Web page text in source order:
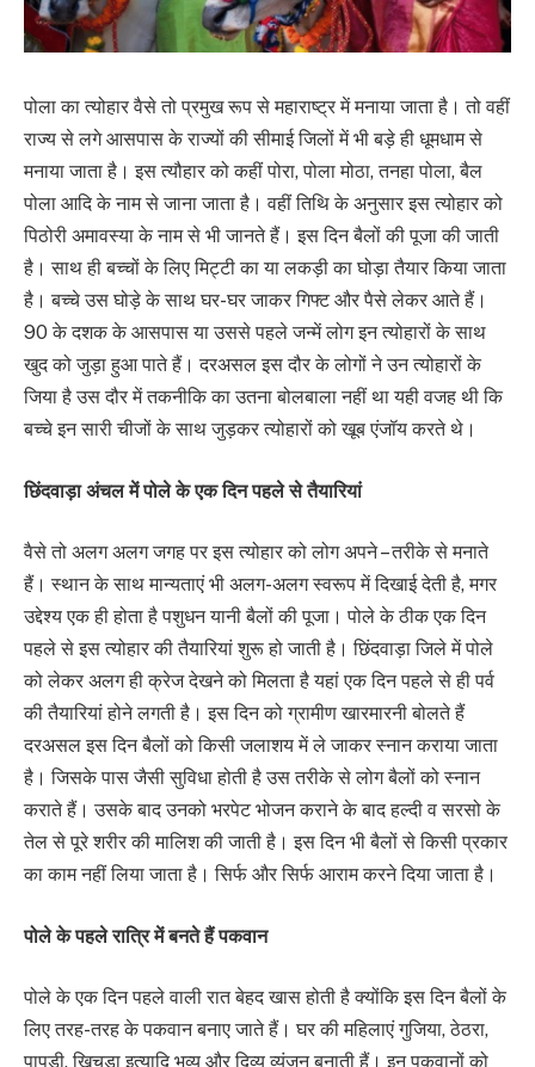
पोला का त्योहार वैसे तो प्रमुख रूप से महाराष्ट्र में मनाया जाता है। तो वहीं
राज्य से लगे आसपास के राज्यों की सीमाई जिलों में भी बड़े ही धूमधाम से
मनाया जाता है। इस त्यौहार को कहीं पोरा, पोला मोठा, तनहा पोला, बैल
पोला आदि के नाम से जाना जाता है। वहीं तिथि के अनुसार इस त्योहार को
पिठोरी अमावस्या के नाम से भी जानते हैं। इस दिन बैलों की पूजा की जाती
है। साथ ही बच्चों के लिए मिट्टी का या लकड़ी का घोड़ा तैयार किया जाता
है। बच्चे उस घोड़े के साथ घर-घर जाकर गिफ्ट और पैसे लेकर आते हैं।
90 के दशक के आसपास या उससे पहले जन्में लोग इन त्योहारों के साथ
खुद को जुड़ा हुआ पाते हैं। दरअसल इस दौर के लोगों ने उन त्योहारों के
जिया है उस दौर में तकनीकि का उतना बोलबाला नहीं था यही वजह थी कि
बच्चे इन सारी चीजों के साथ जुड़कर त्योहारों को खूब एंजॉय करते थे।
छिंदवाड़ा अंचल में पोले के एक दिन पहले से तैयारियां
वैसे तो अलग अलग जगह पर इस त्योहार को लोग अपने – तरीके से मनाते
हैं। स्थान के साथ मान्यताएं भी अलग-अलग स्वरूप में दिखाई देती है, मगर
उद्देश्य एक ही होता है पशुधन यानी बैलों की पूजा। पोले के ठीक एक दिन
पहले से इस त्योहार की तैयारियां शुरू हो जाती है। छिंदवाड़ा जिले में पोले
को लेकर अलग ही क्रेज देखने को मिलता है यहां एक दिन पहले से ही पर्व
की तैयारियां होने लगती है। इस दिन को ग्रामीण खारमारनी बोलते हैं
दरअसल इस दिन बैलों को किसी जलाशय में ले जाकर स्नान कराया जाता
है। जिसके पास जैसी सुविधा होती है उस तरीके से लोग बैलों को स्नान
कराते हैं। उसके बाद उनको भरपेट भोजन कराने के बाद हल्दी व सरसो के
तेल से पूरे शरीर की मालिश की जाती है। इस दिन भी बैलों से किसी प्रकार
का काम नहीं लिया जाता है। सिर्फ और सिर्फ आराम करने दिया जाता है।
पोले के पहले रात्रि में बनते हैं पकवान
पोले के एक दिन पहले वाली रात बेहद खास होती है क्योंकि इस दिन बैलों के
लिए तरह-तरह के पकवान बनाए जाते हैं। घर की महिलाएं गुजिया, ठेठरा,
पापड़ी, खिचड़ा इत्यादि भव्य और दिव्य व्यंजन बनाती हैं। इन पकवानों को